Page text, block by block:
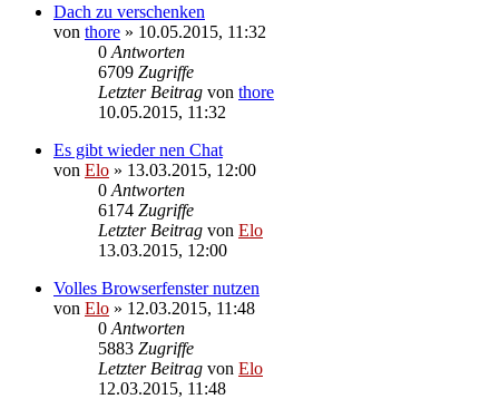
Dach zu verschenken
von thore » 10.05.2015, 11:32
0 Antworten
6709 Zugriffe
Letzter Beitrag von thore
10.05.2015, 11:32
Es gibt wieder nen Chat
von Elo » 13.03.2015, 12:00
0 Antworten
6174 Zugriffe
Letzter Beitrag von Elo
13.03.2015, 12:00
Volles Browserfenster nutzen
von Elo » 12.03.2015, 11:48
0 Antworten
5883 Zugriffe
Letzter Beitrag von Elo
12.03.2015, 11:48